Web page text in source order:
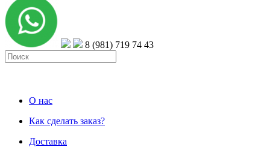
8 (981) 719 74 43
О нас
Как сделать заказ?
Доставка